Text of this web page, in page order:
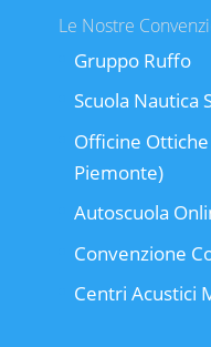
Le Nostre
Gruppo Ruffo
Scuola Nautica
Officine
Piemonte)
Autoscuola
Convenzione
Centri Acustici